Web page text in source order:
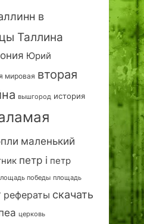
в
Таллина
Юрий
мировая вторая
вышгород история
маленький
петр i петр
победы площадь
рефераты скачать
церковь